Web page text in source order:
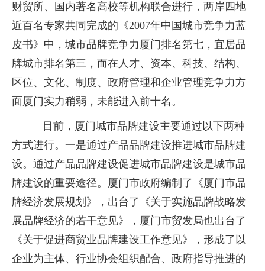
财贸所、国内著名高校等机构联合进行，两岸四地
近百名专家共同完成的《2007年中国城市竞争力蓝
皮书》中，城市品牌竞争力厦门排名第七，宜居品
牌城市排名第三，而在人才、资本、科技、结构、
区位、文化、制度、政府管理和企业管理竞争力方
面厦门实力稍弱，未能进入前十名。
目前，厦门城市品牌建设主要通过以下两种
方式进行。一是通过产品品牌建设推进城市品牌建
设。通过产品品牌建设促进城市品牌建设是城市品
牌建设的重要途径。厦门市政府编制了《厦门市品
牌经济发展规划》，出台了《关于实施品牌战略发
展品牌经济的若干意见》，厦门市贸发局也出台了
《关于促进商贸业品牌建设工作意见》，形成了以
企业为主体、行业协会组织配合、政府指导推进的